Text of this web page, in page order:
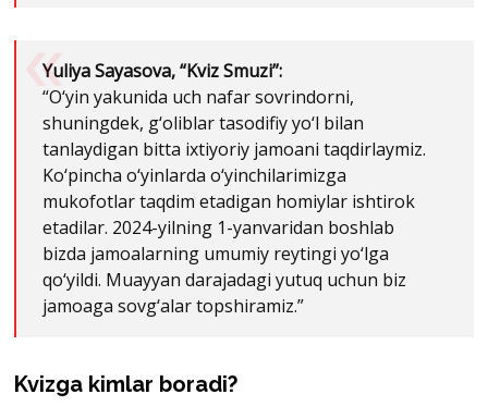
Yuliya Sayasova, “Kviz Smuzi”:
“O‘yin yakunida uch nafar sovrindorni,
shuningdek, g‘oliblar tasodifiy yo‘l bilan
tanlaydigan bitta ixtiyoriy jamoani taqdirlaymiz.
Ko‘pincha o‘yinlarda o‘yinchilarimizga
mukofotlar taqdim etadigan homiylar ishtirok
etadilar. 2024-yilning 1-yanvaridan boshlab
bizda jamoalarning umumiy reytingi yo‘lga
qo‘yildi. Muayyan darajadagi yutuq uchun biz
jamoaga sovg‘alar topshiramiz.”
Kvizga kimlar boradi?